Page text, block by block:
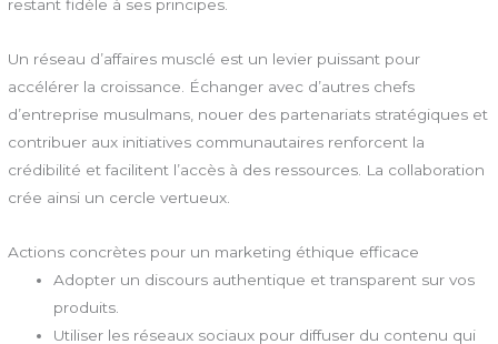
restant fidèle à ses principes.
Un réseau d’affaires musclé est un levier puissant pour
accélérer la croissance. Échanger avec d’autres chefs
d’entreprise musulmans, nouer des partenariats stratégiques et
contribuer aux initiatives communautaires renforcent la
crédibilité et facilitent l’accès à des ressources. La collaboration
crée ainsi un cercle vertueux.
Actions concrètes pour un marketing éthique efficace
Adopter un discours authentique et transparent sur vos
produits.
Utiliser les réseaux sociaux pour diffuser du contenu qui